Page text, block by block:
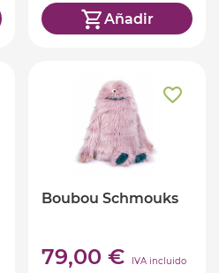
Añadir
Boubou Schmouks
79,00 € IVA incluido